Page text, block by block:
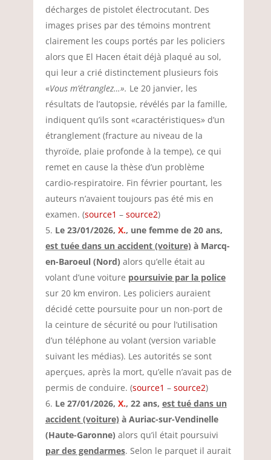
décharges de pistolet électrocutant. Des
images prises par des témoins montrent
clairement les coups portés par les policiers
alors que El Hacen était déjà plaqué au sol,
qui leur a crié distinctement plusieurs fois
«Vous m’étranglez…». Le 20 janvier, les
résultats de l’autopsie, révélés par la famille,
indiquent qu’ils sont «caractéristiques» d’un
étranglement (fracture au niveau de la
thyroïde, plaie profonde à la tempe), ce qui
remet en cause la thèse d’un problème
cardio-respiratoire. Fin février pourtant, les
auteurs n’avaient toujours pas été mis en
examen. (source1 – source2)
Le 23/01/2026, X., une femme de 20 ans,
est tuée dans un accident (voiture) à Marcq-
en-Baroeul (Nord) alors qu’elle était au
volant d’une voiture poursuivie par la police
sur 20 km environ. Les policiers auraient
décidé cette poursuite pour un non-port de
la ceinture de sécurité ou pour l’utilisation
d’un téléphone au volant (version variable
suivant les médias). Les autorités se sont
aperçues, après la mort, qu’elle n’avait pas de
permis de conduire. (source1 – source2)
Le 27/01/2026, X., 22 ans, est tué dans un
accident (voiture) à Auriac-sur-Vendinelle
(Haute-Garonne) alors qu’il était poursuivi
par des gendarmes. Selon le parquet il aurait